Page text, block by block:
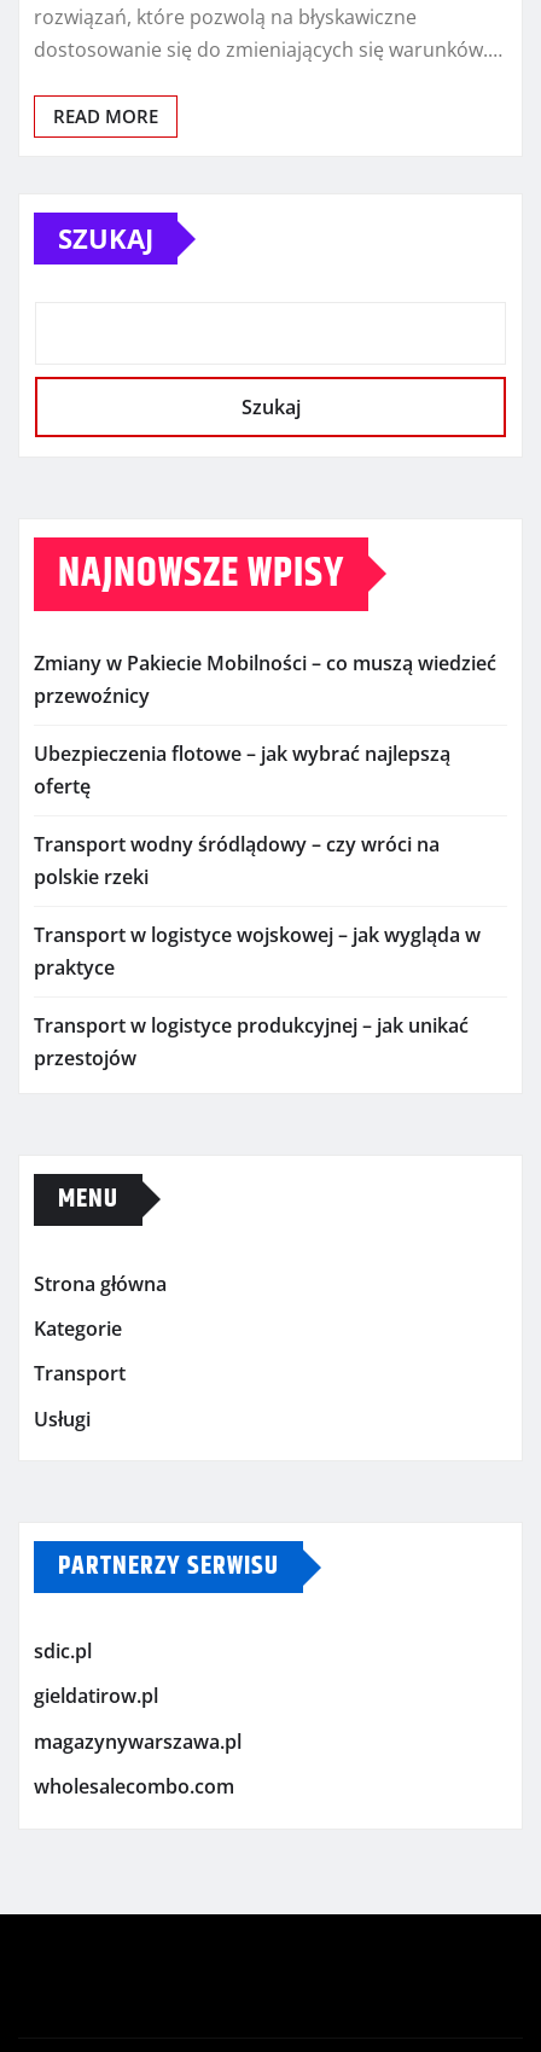
rozwiązań, które pozwolą na błyskawiczne
dostosowanie się do zmieniających się warunków.…
READ MORE
SZUKAJ
Szukaj
NAJNOWSZE WPISY
Zmiany w Pakiecie Mobilności – co muszą wiedzieć
przewoźnicy
Ubezpieczenia flotowe – jak wybrać najlepszą
ofertę
Transport wodny śródlądowy – czy wróci na
polskie rzeki
Transport w logistyce wojskowej – jak wygląda w
praktyce
Transport w logistyce produkcyjnej – jak unikać
przestojów
MENU
Strona główna
Kategorie
Transport
Usługi
PARTNERZY SERWISU
sdic.pl
gieldatirow.pl
magazynywarszawa.pl
wholesalecombo.com